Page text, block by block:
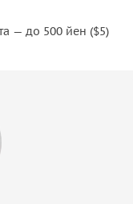
— до 500 йен ($5)